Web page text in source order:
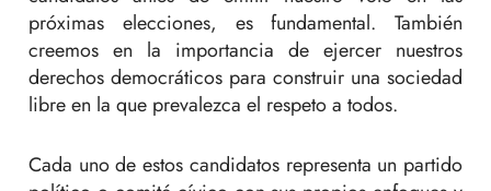
próximas elecciones, es fundamental. También
creemos en la importancia de ejercer nuestros
derechos democráticos para construir una sociedad
libre en la que prevalezca el respeto a todos.
Cada uno de estos candidatos representa un partido